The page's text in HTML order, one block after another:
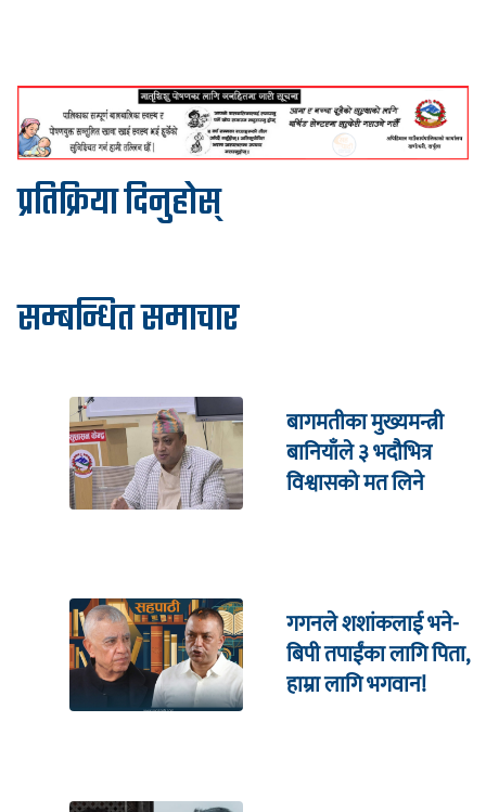
प्रतिक्रिया दिनुहोस्
सम्बन्धित समाचार
बागमतीका मुख्यमन्त्री
बानियाँले ३ भदौभित्र
विश्वासको मत लिने
गगनले शशांकलाई भने-
बिपी तपाईंका लागि पिता,
हाम्रा लागि भगवान!